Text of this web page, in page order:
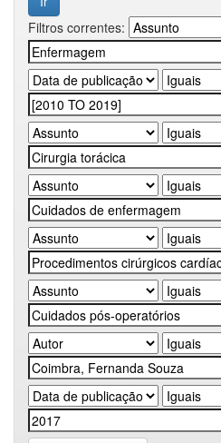
Filtros correntes: